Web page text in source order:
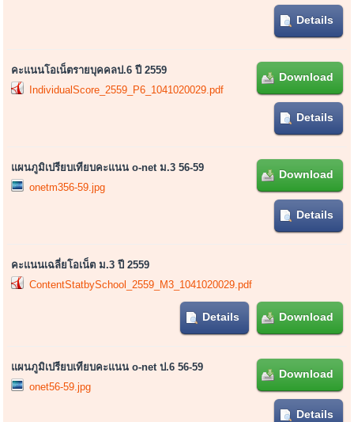
Details
คะแนนโอเน็ตรายบุคคลป.6 ปี 2559
IndividualScore_2559_P6_1041020029.pdf
Download
Details
แผนภูมิเปรียบเทียบคะแนน o-net ม.3 56-59
onetm356-59.jpg
Download
Details
คะแนนเฉลี่ยโอเน็ต ม.3 ปี 2559
ContentStatbySchool_2559_M3_1041020029.pdf
Download
Details
แผนภูมิเปรียบเทียบคะแนน o-net ป.6 56-59
onet56-59.jpg
Download
Details